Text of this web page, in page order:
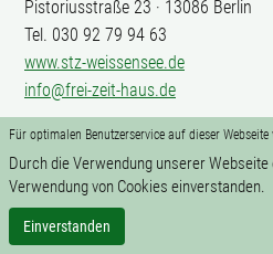
Für optimalen Benutzerservice auf dieser
Durch die Verwendung unserer
Verwendung von Cookies einverstanden.
Einverstanden
Pistoriusstraße 23 · 13086 Berlin
Tel. 030 92 79 94 63
www.stz-weissensee.de
info@frei-zeit-haus.de
Mitarbeit
Impressum
Datenschutz
Kontakte